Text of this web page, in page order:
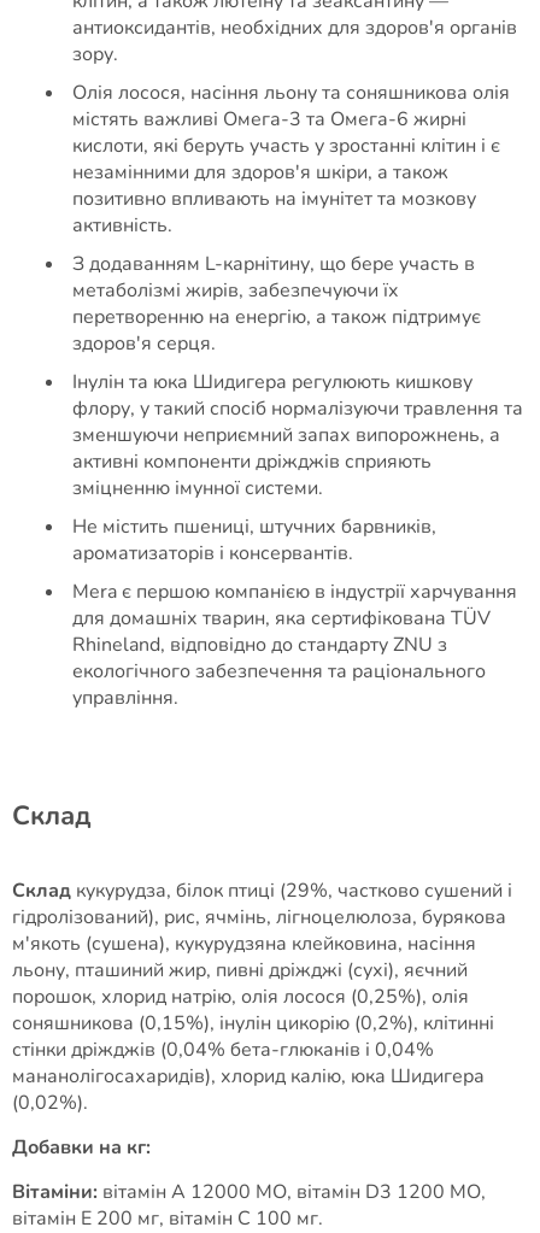
антиоксидантів, необхідних для здоров'я органів
зору.
Олія лосося, насіння льону та соняшникова олія
містять важливі Омега-3 та Омега-6 жирні
кислоти, які беруть участь у зростанні клітин і є
незамінними для здоров'я шкіри, а також
позитивно впливають на імунітет та мозкову
активність.
З додаванням L-карнітину, що бере участь в
метаболізмі жирів, забезпечуючи їх
перетворенню на енергію, а також підтримує
здоров'я серця.
Інулін та юка Шидигера регулюють кишкову
флору, у такий спосіб нормалізуючи травлення та
зменшуючи неприємний запах випорожнень, а
активні компоненти дріжджів сприяють
зміцненню імунної системи.
Не містить пшениці, штучних барвників,
ароматизаторів і консервантів.
Mera є першою компанією в індустрії харчування
для домашніх тварин, яка сертифікована TÜV
Rhineland, відповідно до стандарту ZNU з
екологічного забезпечення та раціонального
управління.
Cклад
Склад кукурудза, білок птиці (29%, частково сушений і
гідролізований), рис, ячмінь, лігноцелюлоза, бурякова
м'якоть (сушена), кукурудзяна клейковина, насіння
льону, пташиний жир, пивні дріжджі (сухі), яєчний
порошок, хлорид натрію, олія лосося (0,25%), олія
соняшникова (0,15%), інулін цикорію (0,2%), клітинні
стінки дріжджів (0,04% бета-глюканів і 0,04%
мананолігосахаридів), хлорид калію, юка Шидигера
(0,02%).
Добавки на кг:
Вітаміни: вітамін А 12000 МО, вітамін D3 1200 МО,
вітамін Е 200 мг, вітамін С 100 мг.